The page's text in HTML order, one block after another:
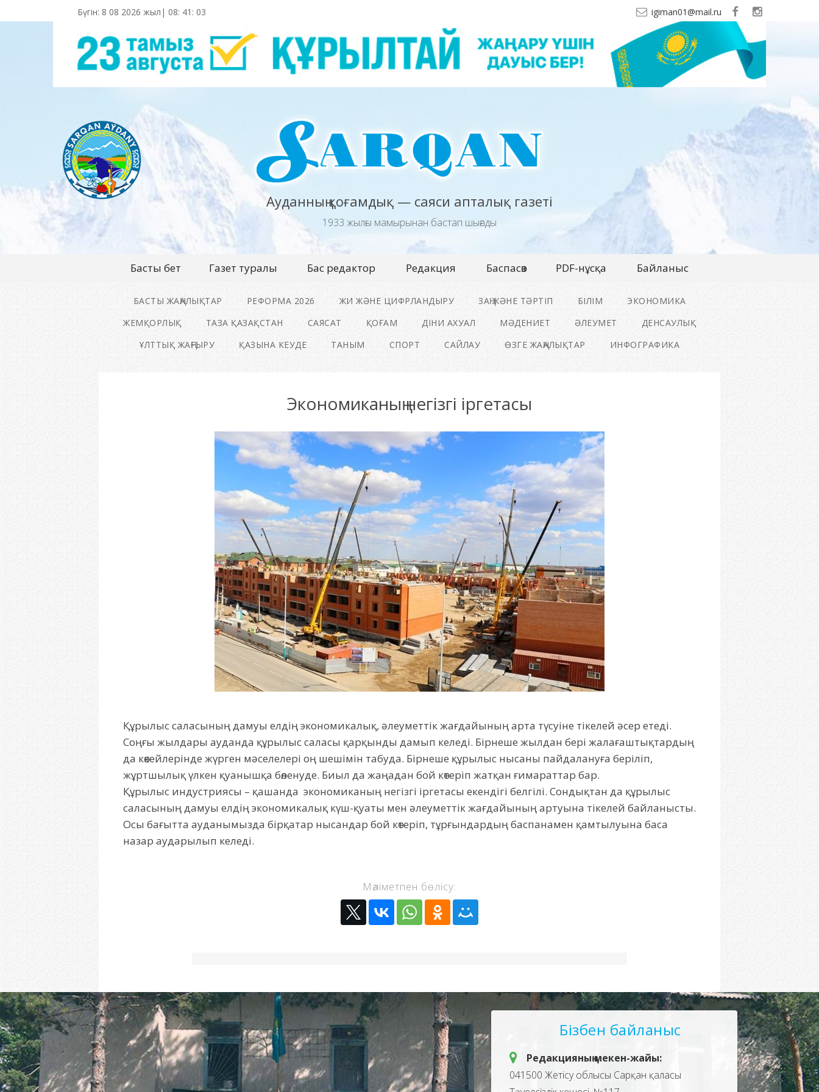
Бүгін: 8 08 2026 жыл| 08: 41 : 04 igiman01@mail.ru
Ауданның қоғамдық — саяси апталық газеті
1933 жылғы мамырынан бастап шығады
Басты бет Газет туралы Бас редактор Редакция Баспасөз PDF-нұсқа Байланыс
БАСТЫ ЖАҢАЛЫҚТАР РЕФОРМА 2026 ЖИ ЖӘНЕ ЦИФРЛАНДЫРУ ЗАҢ ЖӘНЕ ТӘРТІП БІЛІМ
ЭКОНОМИКА
ЖЕМҚОРЛЫҚ
ТАЗА ҚАЗАҚСТАН САЯСАТ ҚОҒАМ ДІНИ АХУАЛ МӘДЕНИЕТ ӘЛЕУМЕТ
ДЕНСАУЛЫҚ
ҰЛТТЫҚ ЖАҢҒЫРУ
ҚАЗЫНА КЕУДЕ ТАНЫМ СПОРТ САЙЛАУ ӨЗГЕ ЖАҢАЛЫҚТАР ИНФОГРАФИКА
Экономиканың негізгі іргетасы
Құрылыс саласының дамуы елдің экономикалық, әлеуметтік жағдайының арта түсуіне тікелей әсер етеді.
Соңғы жылдары ауданда құрылыс саласы қарқынды дамып келеді. Бірнеше жылдан бері жалағаштықтардың
да көкейлерінде жүрген мәселелері оң шешімін табуда. Бірнеше құрылыс нысаны пайдалануға беріліп,
жұртшылық үлкен қуанышқа бөленуде. Биыл да жаңадан бой көтеріп жатқан ғимараттар бар.
Құрылыс индустриясы – қашанда экономиканың негізгі іргетасы екендігі белгілі. Сондықтан да құрылыс
саласының дамуы елдің экономикалық күш-қуаты мен әлеуметтік жағдайының артуына тікелей байланысты.
Осы бағытта ауданымызда бірқатар нысандар бой көтеріп, тұрғындардың баспанамен қамтылуына баса
назар аударылып келеді.
Мәліметпен бөлісу:
Бізбен байланыс
Редакцияның мекен-жайы:
041500 Жетісу облысы Сарқан қаласы